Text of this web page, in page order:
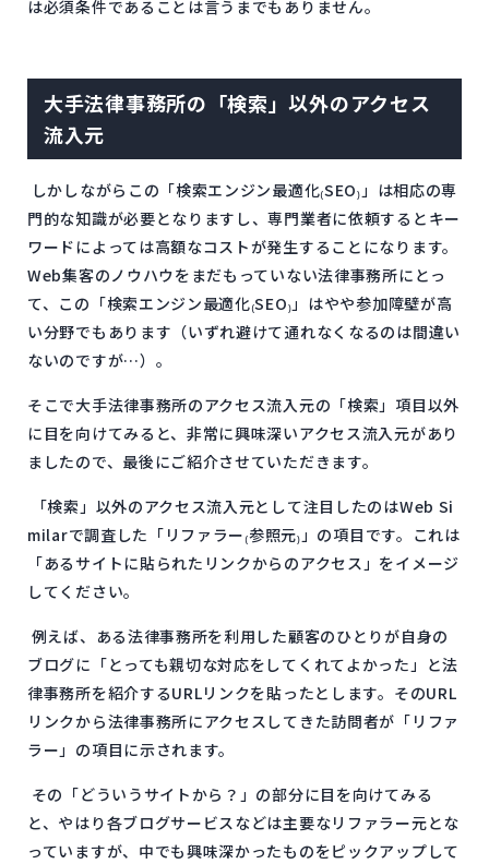
は必須条件であることは言うまでもありません。
大手法律事務所の「検索」以外のアクセス
流入元
しかしながらこの「検索エンジン最適化₍SEO₎」は相応の専
門的な知識が必要となりますし、専門業者に依頼するとキー
ワードによっては高額なコストが発生することになります。
Web集客のノウハウをまだもっていない法律事務所にとっ
て、この「検索エンジン最適化₍SEO₎」はやや参加障壁が高
い分野でもあります（いずれ避けて通れなくなるのは間違い
ないのですが…）。
そこで大手法律事務所のアクセス流入元の「検索」項目以外
に目を向けてみると、非常に興味深いアクセス流入元があり
ましたので、最後にご紹介させていただきます。
「検索」以外のアクセス流入元として注目したのはWeb Si
milarで調査した「リファラー₍参照元₎」の項目です。これは
「あるサイトに貼られたリンクからのアクセス」をイメージ
してください。
例えば、ある法律事務所を利用した顧客のひとりが自身の
ブログに「とっても親切な対応をしてくれてよかった」と法
律事務所を紹介するURLリンクを貼ったとします。そのURL
リンクから法律事務所にアクセスしてきた訪問者が「リファ
ラー」の項目に示されます。
その「どういうサイトから？」の部分に目を向けてみる
と、やはり各ブログサービスなどは主要なリファラー元とな
っていますが、中でも興味深かったものをピックアップして